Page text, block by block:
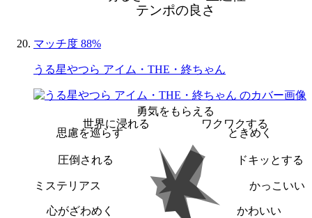
テンポの良さ
マッチ度 88%
うる星やつら アイム・THE・終ちゃん
勇気をもらえる
ワクワクする
ときめく
ドキッとする
かっこいい
かわいい
心がざわめく
ミステリアス
圧倒される
思慮を巡らす
世界に浸れる